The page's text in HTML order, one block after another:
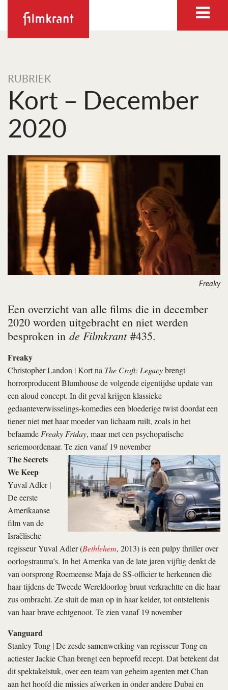
RUBRIEK
Kort – December
2020
Freaky
Een overzicht van alle films die in december
2020 worden uitgebracht en niet werden
besproken in de Filmkrant#435.
Freaky
Christopher Landon | Kort na The Craft: Legacybrengt
horrorproducent Blumhouse de volgende eigentijdse update van
een aloud concept. In dit geval krijgen klassieke
gedaanteverwisselings-komedies een bloederige twist doordat een
tiener niet met haar moeder van lichaam ruilt, zoals in het
befaamdeFreaky Friday, maar met een psychopatische
seriemoordenaar. Te zien vanaf 19 november
The Secrets
We Keep
Yuval Adler |
De eerste
Amerikaanse
film van de
Israëlische
regisseur Yuval Adler (Bethlehem, 2013) is een pulpy thriller over
oorlogstrauma’s. In het Amerika van de late jaren vijftig denkt de
van oorsprong Roemeense Maja de SS-officier te herkennen die
haar tijdens de Tweede Wereldoorlog bruut verkrachtte en die haar
zus ombracht. Ze sluit de man op in haar kelder, tot ontsteltenis
van haar brave echtgenoot. Te zien vanaf 19 november
Vanguard
Stanley Tong | De zesde samenwerking van regisseur Tong en
actiester Jackie Chan brengt een beproefd recept. Dat betekent dat
dit spektakelstuk, over een team van geheim agenten met Chan
aan het hoofd die missies afwerken in onder andere Dubai en